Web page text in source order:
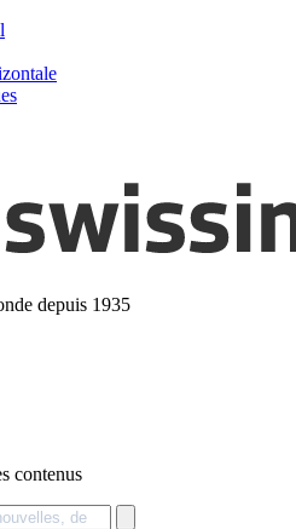
depuis 1935
contenus